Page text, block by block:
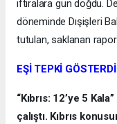
iftiralara gün doğdu.
döneminde Dışişleri
tutulan, saklanan
EŞİ TEPKİ GÖSTERDİ
“Kıbrıs: 12’ye 5
çalıştı. Kıbrıs